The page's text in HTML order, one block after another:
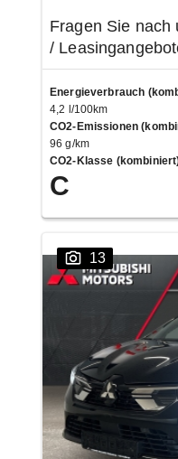
Fragen Sie nach
/
Energieverbrauch
4,2 l/100km
CO2-Emissionen
96 g/km
CO2-Klasse
C
13